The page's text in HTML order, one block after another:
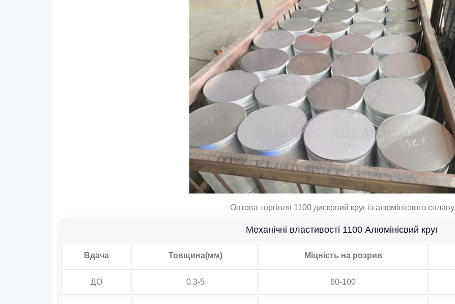
Оптова торгівля 1100 дисковий круг із алюмінієвого сплаву
Механічні властивості 1100 Алюмінієвий круг
Вдача Товщина(мм) Міцність на розрив
ДО 0.3-5 60-100